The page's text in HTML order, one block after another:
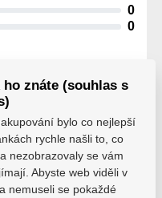
0
0
Bauer
znáte (souhlas s
bylo co nejlepší
rychle našli to, co
nezobrazovaly se vám
Abyste web viděli v
nemuseli se pokaždé